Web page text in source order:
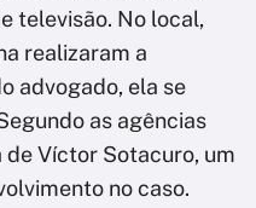
televisão. No local,
realizaram a
advogado, ela se
as agências
de Víctor Sotacuro, um
no caso.